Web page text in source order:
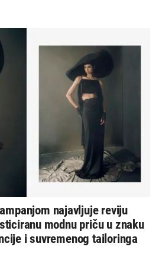
najavljuje reviju
modnu priču u znaku
i suvremenog tailoringa